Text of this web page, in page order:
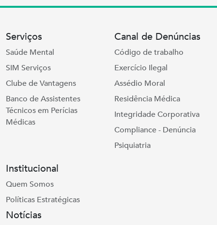
Serviços
Saúde Mental
SIM Serviços
Clube de Vantagens
Banco de Assistentes
Técnicos em Perícias
Médicas
Canal de Denúncias
Código de trabalho
Exercício Ilegal
Assédio Moral
Residência Médica
Integridade Corporativa
Compliance - Denúncia
Psiquiatria
Institucional
Quem Somos
Políticas Estratégicas
Notícias